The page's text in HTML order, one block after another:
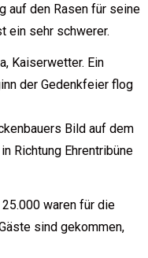
auf den Rasen für seine
ein sehr schwerer.
Kaiserwetter. Ein
der Gedenkfeier flog
Bild auf dem
Richtung Ehrentribüne
waren für die
sind gekommen,